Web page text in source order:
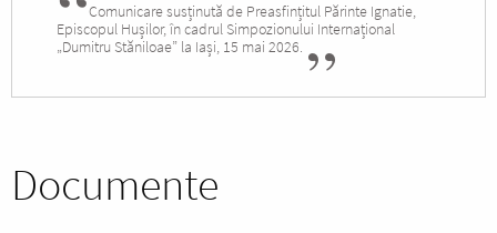
Comunicare susținută de Preasfințitul Părinte Ignatie,
Episcopul Hușilor, în cadrul Simpozionului Internațional
„Dumitru Stăniloae” la Iași, 15 mai 2026.
Documente